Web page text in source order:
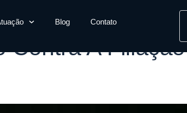
Blog Contato
Contra A